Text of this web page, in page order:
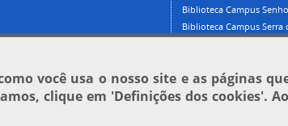
Biblioteca Campus
Biblioteca Campus Serra
você usa o nosso site e as páginas
clique em 'Definições dos cookies'.